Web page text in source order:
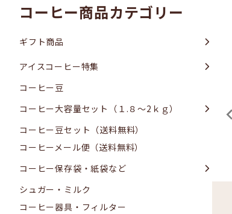
コーヒー商品カテゴリー
ギフト商品
アイスコーヒー特集
コーヒー豆
コーヒー大容量セット（１.８～2ｋｇ）
コーヒー豆セット（送料無料）
コーヒーメール便（送料無料）
コーヒー保存袋・紙袋など
シュガー・ミルク
コーヒー器具・フィルター